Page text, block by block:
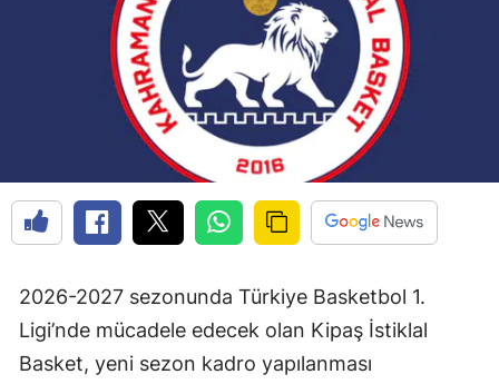
2026-2027 sezonunda Türkiye Basketbol 1.
Ligi’nde mücadele edecek olan Kipaş İstiklal
Basket, yeni sezon kadro yapılanması